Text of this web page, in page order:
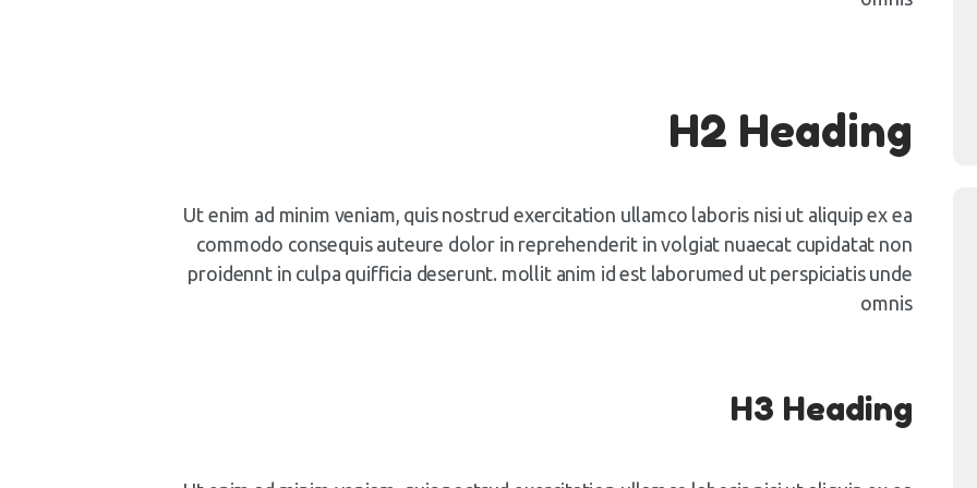
H2 Heading
Ut enim ad minim veniam, quis nostrud exercitation ullamco laboris nisi ut aliquip ex ea
commodo consequis auteure dolor in reprehenderit in volgiat nuaecat cupidatat non
proidennt in culpa quifficia deserunt. mollit anim id est laborumed ut perspiciatis unde
omnis
H3 Heading